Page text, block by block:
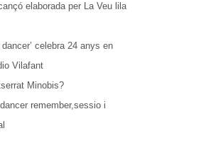
elaborada per La Veu lila
celebra 24 anys en
Vilafant
Minobis?
remember,sessio i